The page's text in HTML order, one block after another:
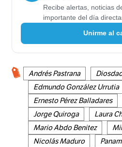
Recibe alertas, noticias
importante del día
Unirme al
Andrés Pastrana
Edmundo González Urrutia
Ernesto Pérez Balladares
Jorge Quiroga
Laura
Mario Abdo Benitez
Nicolás Maduro